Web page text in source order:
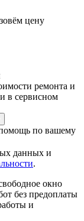
цену
ремонта и
в сервисном
помощь по вашему
данных и
.
окно
без предоплаты
и